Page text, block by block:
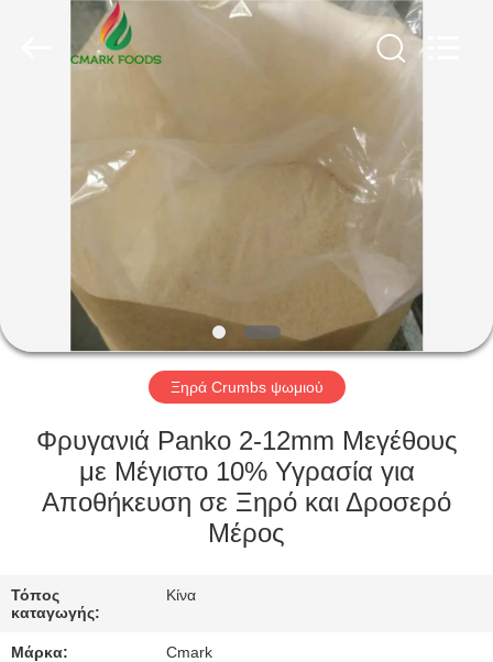
ΣΕΛΊΔΑ
ΣΧΕΤΙΚΆ
ΜΕ
ΕΜΆΣ
ΕΠΙΣΚΈΨΕΙΣ
ΕΡΓΟΣΤΆΣΙΟ
ΠΟΙΌΤΗΤΑΣ
Ξηρά Crumbs ψωμιού
Φρυγανιά Panko 2-12mm Μεγέθους
με Μέγιστο 10% Υγρασία για
Αποθήκευση σε Ξηρό και Δροσερό
Μέρος
Τόπος
καταγωγής:
Κίνα
Μάρκα: Cmark